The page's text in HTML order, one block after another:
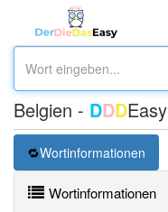
Belgien - DDDEasy
Wortinformationen
Wortinformationen